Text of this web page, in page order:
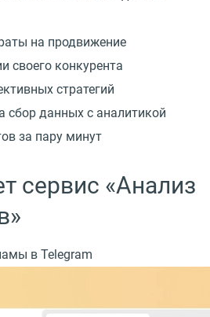
на продвижение
своего конкурента
стратегий
сбор данных с аналитикой
за пару минут
сервис «Анализ
в Telegram